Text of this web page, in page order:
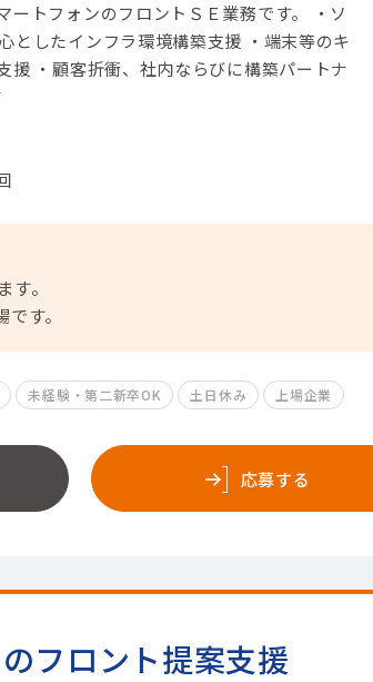
ートフォンのフロントＳＥ業務です。 ・ソ
としたインフラ環境構築支援 ・端末等のキ
援 ・顧客折衝、社内ならびに構築パートナ
。
す。
未経験・第二新卒OK 土日休み 上場企業
応募する
フロント提案支援